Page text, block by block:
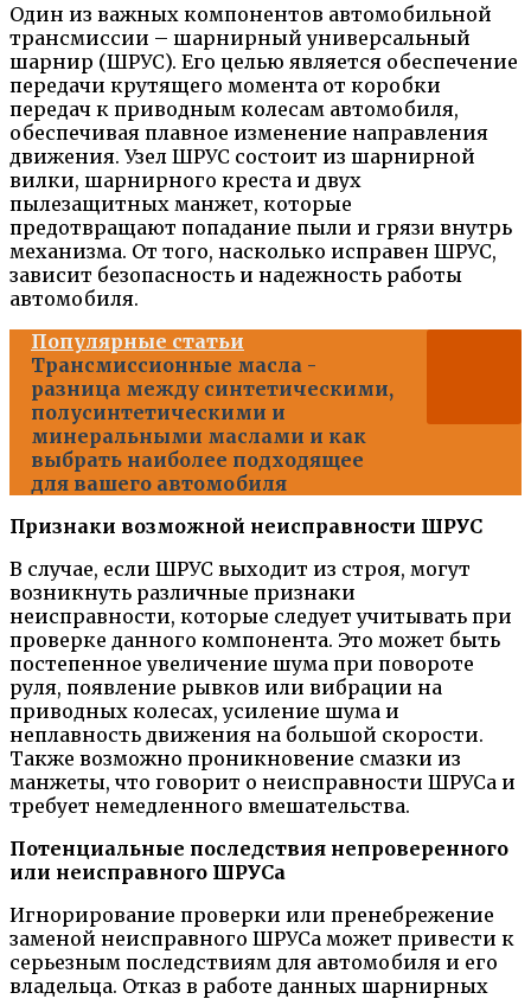
Один из важных компонентов автомобильной
трансмиссии – шарнирный универсальный
шарнир (ШРУС). Его целью является обеспечение
передачи крутящего момента от коробки
передач к приводным колесам автомобиля,
обеспечивая плавное изменение направления
движения. Узел ШРУС состоит из шарнирной
вилки, шарнирного креста и двух
пылезащитных манжет, которые
предотвращают попадание пыли и грязи внутрь
механизма. От того, насколько исправен ШРУС,
зависит безопасность и надежность работы
автомобиля.
Популярные статьи
Трансмиссионные масла -
разница между синтетическими,
полусинтетическими и
минеральными маслами и как
выбрать наиболее подходящее
для вашего автомобиля
Признаки возможной неисправности ШРУС
В случае, если ШРУС выходит из строя, могут
возникнуть различные признаки
неисправности, которые следует учитывать при
проверке данного компонента. Это может быть
постепенное увеличение шума при повороте
руля, появление рывков или вибрации на
приводных колесах, усиление шума и
неплавность движения на большой скорости.
Также возможно проникновение смазки из
манжеты, что говорит о неисправности ШРУСа и
требует немедленного вмешательства.
Потенциальные последствия непроверенного
или неисправного ШРУСа
Игнорирование проверки или пренебрежение
заменой неисправного ШРУСа может привести к
серьезным последствиям для автомобиля и его
владельца. Отказ в работе данных шарнирных